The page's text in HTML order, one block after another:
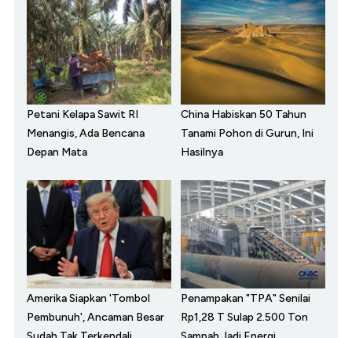
Petani Kelapa Sawit RI
Menangis, Ada Bencana
Depan Mata
China Habiskan 50 Tahun
Tanami Pohon di Gurun, Ini
Hasilnya
Amerika Siapkan 'Tombol
Pembunuh', Ancaman Besar
Penampakan "TPA" Senilai
Rp1,28 T Sulap 2.500 Ton